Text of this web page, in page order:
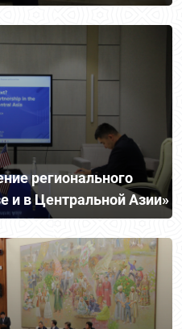
регионального
и в Центральной Азии»